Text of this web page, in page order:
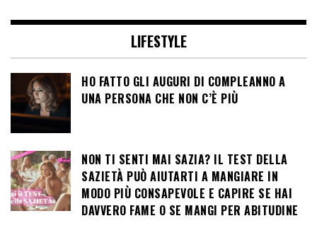
LIFESTYLE
HO FATTO GLI AUGURI DI COMPLEANNO A
UNA PERSONA CHE NON C’È PIÙ
NON TI SENTI MAI SAZIA? IL TEST DELLA
SAZIETÀ PUÒ AIUTARTI A MANGIARE IN
MODO PIÙ CONSAPEVOLE E CAPIRE SE HAI
DAVVERO FAME O SE MANGI PER ABITUDINE